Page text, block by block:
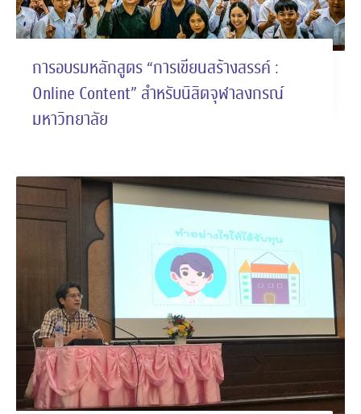
การอบรมหลักสูตร “การเขียนสร้างสรรค์ :
Online Content” สำหรับนิสิตจุฬาลงกรณ์
มหาวิทยาลัย